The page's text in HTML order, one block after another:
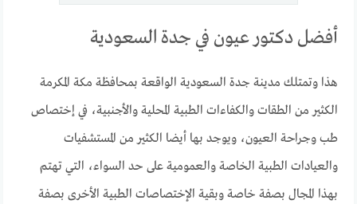
أفضل دكتور عيون في جدة السعودية
هذا وتمتلك مدينة جدة السعودية الواقعة بمحافظة مكة المكرمة
الكثير من الطقات والكفاءات الطبية المحلية والأجنبية، في إختصاص
طب وجراحة العيون، ويوجد بها أيضا الكثير من المستشفيات
والعيادات الطبية الخاصة والعمومية على حد السواء، التي تهتم
بهذا المجال بصفة خاصة وبقية الإختصاصات الطبية الأخرى بصفة